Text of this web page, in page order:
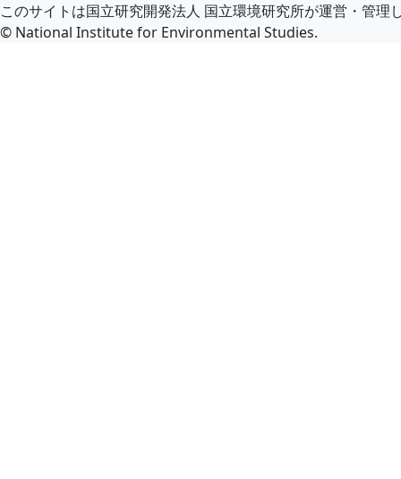
このサイトは国立研究開発法人 国立環境研究所が運営・管理
© National Institute for Environmental Studies.